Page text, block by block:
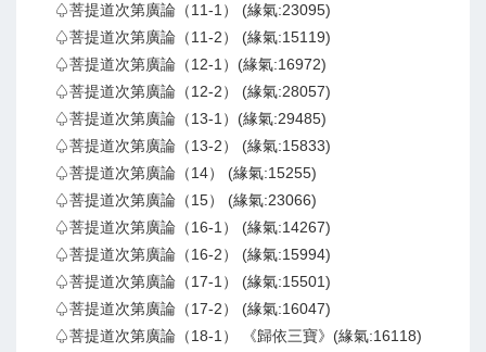
♤菩提道次第廣論（11-1） (緣氣:23095)
♤菩提道次第廣論（11-2） (緣氣:15119)
♤菩提道次第廣論（12-1）(緣氣:16972)
♤菩提道次第廣論（12-2） (緣氣:28057)
♤菩提道次第廣論（13-1）(緣氣:29485)
♤菩提道次第廣論（13-2） (緣氣:15833)
♤菩提道次第廣論（14） (緣氣:15255)
♤菩提道次第廣論（15） (緣氣:23066)
♤菩提道次第廣論（16-1） (緣氣:14267)
♤菩提道次第廣論（16-2） (緣氣:15994)
♤菩提道次第廣論（17-1） (緣氣:15501)
♤菩提道次第廣論（17-2） (緣氣:16047)
♤菩提道次第廣論（18-1） 《歸依三寶》(緣氣:16118)